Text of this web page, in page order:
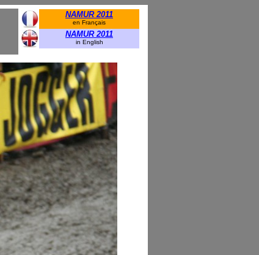
NAMUR 2011
en Français
NAMUR 2011
in English